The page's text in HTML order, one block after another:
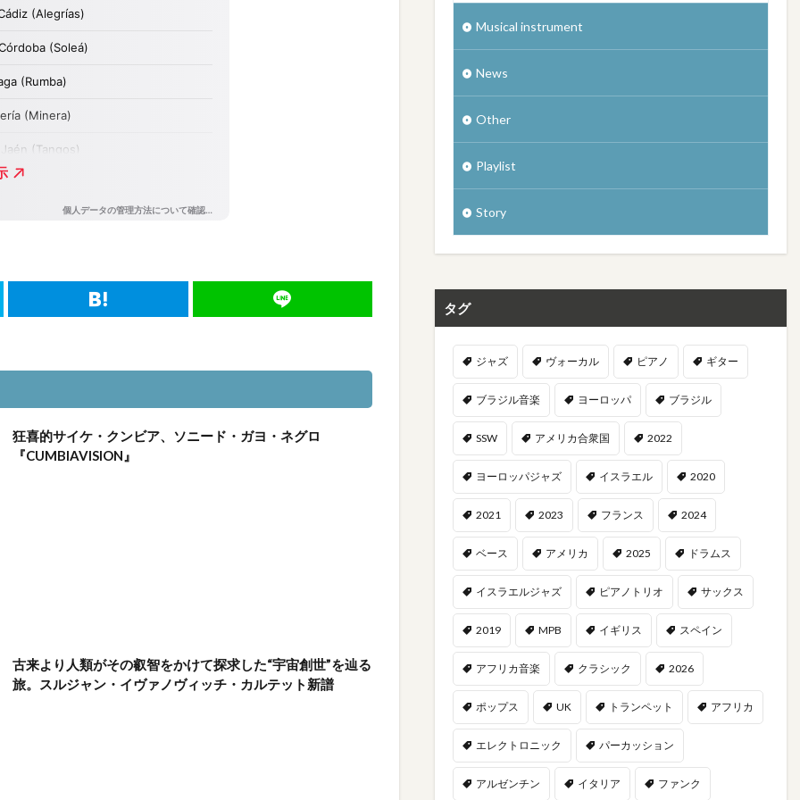
狂喜的サイケ・クンビア、ソニード・ガヨ・ネグロ
『CUMBIAVISION』
古来より人類がその叡智をかけて探求した“宇宙創世”を辿る
旅。スルジャン・イヴァノヴィッチ・カルテット新譜
Musical instrument
News
Other
Playlist
Story
タグ
ジャズ ヴォーカル ピアノ ギター
ブラジル音楽 ヨーロッパ ブラジル
SSW アメリカ合衆国 2022
ヨーロッパジャズ イスラエル 2020
2021 2023 フランス 2024
ベース アメリカ 2025 ドラムス
イスラエルジャズ ピアノトリオ サックス
2019 MPB イギリス スペイン
アフリカ音楽 クラシック 2026
ポップス UK トランペット アフリカ
エレクトロニック パーカッション
アルゼンチン イタリア ファンク